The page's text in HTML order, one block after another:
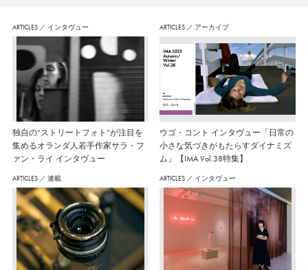
ARTICLES ／ インタヴュー
独自の“ストリートフォト”が注目を
集めるオランダ人若手作家サラ・フ
ァン・ライ インタヴュー
ARTICLES ／ アーカイブ
ウゴ・コント インタヴュー「日常の
小さな気づきがもたらすダイナミズ
ム」【IMA Vol.38特集】
ARTICLES ／ 連載 ARTICLES ／ インタヴュー